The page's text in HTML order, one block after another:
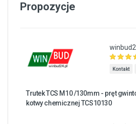
Propozycje
Kontakt
Trutek TCS M10 /130mm - pręt
kotwy chemicznej TCS10130